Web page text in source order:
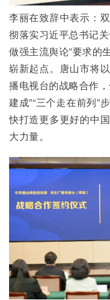
李丽在致辞中表示：
彻落实习近平总书记
做强主流舆论”要求的
崭新起点。唐山市将
播电视台的战略合作
建成”“三个走在前列”
快打造更多更好的中
大力量。